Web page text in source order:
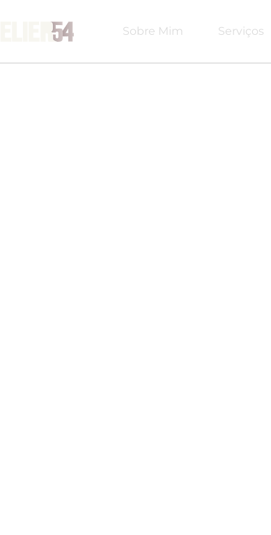
Sobre Mim Serviços